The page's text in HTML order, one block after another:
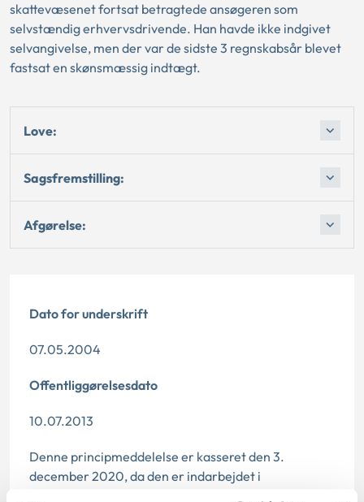
skattevæsenet fortsat betragtede ansøgeren som
selvstændig erhvervsdrivende. Han havde ikke indgivet
selvangivelse, men der var de sidste 3 regnskabsår blevet
fastsat en skønsmæssig indtægt.
Love:
Sagsfremstilling:
Afgørelse:
Dato for underskrift
07.05.2004
Offentliggørelsesdato
10.07.2013
Denne principmeddelelse er kasseret den 3.
december 2020, da den er indarbejdet i